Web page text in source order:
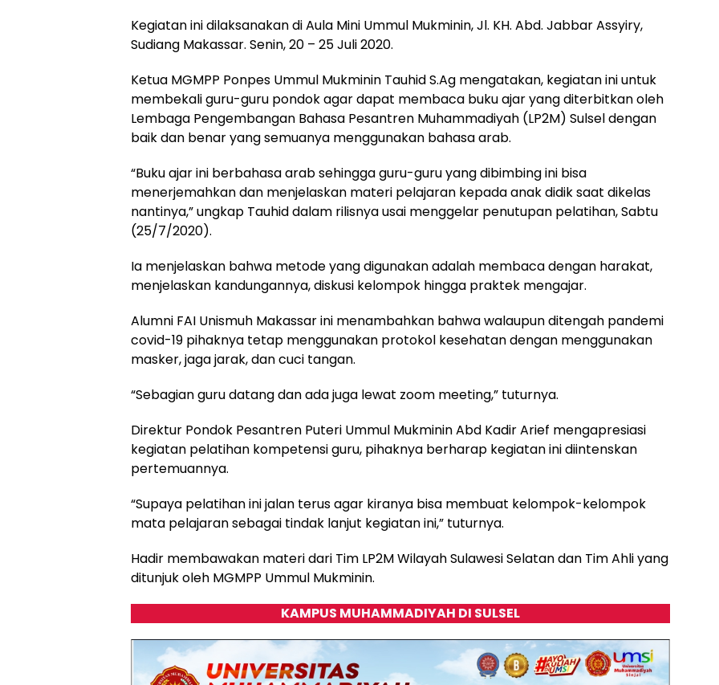
Kegiatan ini dilaksanakan di Aula Mini Ummul Mukminin, Jl. KH. Abd. Jabbar Assyiry,
Sudiang Makassar. Senin, 20 – 25 Juli 2020.
Ketua MGMPP Ponpes Ummul Mukminin Tauhid S.Ag mengatakan, kegiatan ini untuk
membekali guru-guru pondok agar dapat membaca buku ajar yang diterbitkan oleh
Lembaga Pengembangan Bahasa Pesantren Muhammadiyah (LP2M) Sulsel dengan
baik dan benar yang semuanya menggunakan bahasa arab.
“Buku ajar ini berbahasa arab sehingga guru-guru yang dibimbing ini bisa
menerjemahkan dan menjelaskan materi pelajaran kepada anak didik saat dikelas
nantinya,” ungkap Tauhid dalam rilisnya usai menggelar penutupan pelatihan, Sabtu
(25/7/2020).
Ia menjelaskan bahwa metode yang digunakan adalah membaca dengan harakat,
menjelaskan kandungannya, diskusi kelompok hingga praktek mengajar.
Alumni FAI Unismuh Makassar ini menambahkan bahwa walaupun ditengah pandemi
covid-19 pihaknya tetap menggunakan protokol kesehatan dengan menggunakan
masker, jaga jarak, dan cuci tangan.
“Sebagian guru datang dan ada juga lewat zoom meeting,” tuturnya.
Direktur Pondok Pesantren Puteri Ummul Mukminin Abd Kadir Arief mengapresiasi
kegiatan pelatihan kompetensi guru, pihaknya berharap kegiatan ini diintenskan
pertemuannya.
“Supaya pelatihan ini jalan terus agar kiranya bisa membuat kelompok-kelompok
mata pelajaran sebagai tindak lanjut kegiatan ini,” tuturnya.
Hadir membawakan materi dari Tim LP2M Wilayah Sulawesi Selatan dan Tim Ahli yang
ditunjuk oleh MGMPP Ummul Mukminin.
KAMPUS MUHAMMADIYAH DI SULSEL